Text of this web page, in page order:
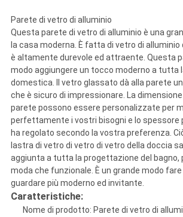
DEL
SITO
PRIVACY
POLICY
Parete di vetro di alluminio
Questa parete di vetro di alluminio è una
la casa moderna. È fatta di vetro di alluminio
è altamente durevole ed attraente. Questa
modo aggiungere un tocco moderno a tutta
domestica. Il vetro glassato dà alla parete
che è sicuro di impressionare. La
parete possono essere personalizzate per
perfettamente i vostri bisogni e lo spessore
ha regolato secondo la vostra preferenza.
lastra di vetro di vetro di vetro della doccia
aggiunta a tutta la progettazione del bagno,
moda che funzionale. È un grande modo
guardare più moderno ed invitante.
Caratteristiche:
Nome di prodotto: Parete di vetro di